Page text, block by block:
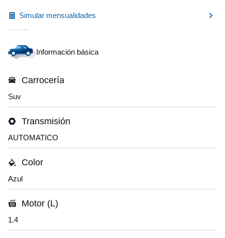
Simular mensualidades
Información básica
Carrocería
Suv
Transmisión
AUTOMATICO
Color
Azul
Motor (L)
1.4